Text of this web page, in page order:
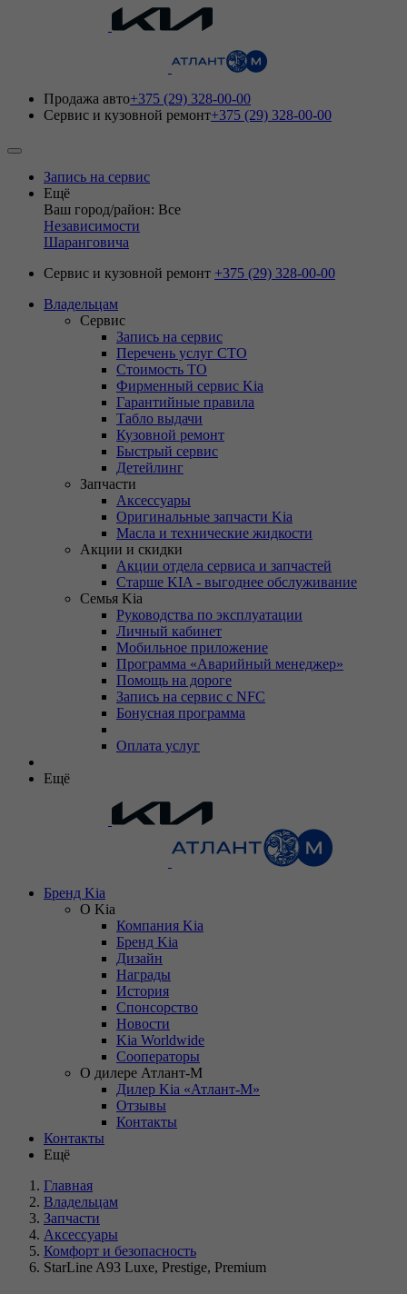
Продажа авто+375 (29) 328-00-00
Сервис и кузовной ремонт+375 (29) 328-00-00
Запись на сервис
Ещё
Ваш город/район: Все
Независимости
Шаранговича
Сервис и кузовной ремонт +375 (29) 328-00-00
Владельцам
Сервис
Запись на сервис
Перечень услуг СТО
Стоимость ТО
Фирменный сервис Kia
Гарантийные правила
Табло выдачи
Кузовной ремонт
Быстрый сервис
Детейлинг
Запчасти
Аксессуары
Оригинальные запчасти Kia
Масла и технические жидкости
Акции и скидки
Акции отдела сервиса и запчастей
Старше KIA - выгоднее обслуживание
Семья Kia
Руководства по эксплуатации
Личный кабинет
Мобильное приложение
Программа «Аварийный менеджер»
Помощь на дороге
Запись на сервис с NFC
Бонусная программа
Оплата услуг
Ещё
Бренд Kia
О Kia
Компания Kia
Бренд Kia
Дизайн
Награды
История
Спонсорство
Новости
Kia Worldwide
Сооператоры
О дилере Атлант-М
Дилер Kia «Атлант-М»
Отзывы
Контакты
Контакты
Ещё
Главная
Владельцам
Запчасти
Аксессуары
Комфорт и безопасность
StarLine A93 Luxe, Prestige, Premium